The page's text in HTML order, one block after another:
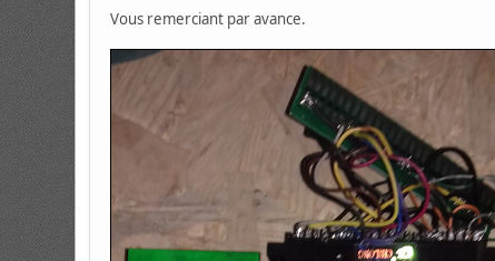
Vous remerciant par avance.